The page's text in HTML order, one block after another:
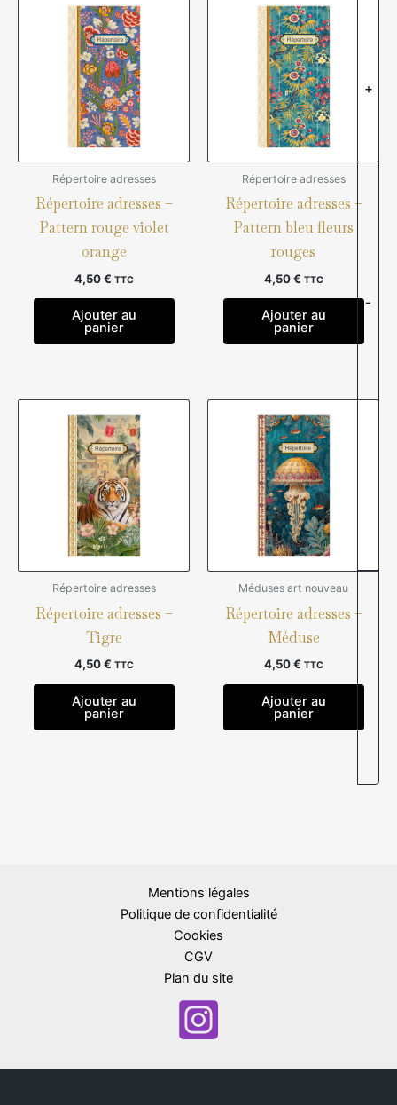
-
+
Répertoire adresses
Répertoire adresses –
Pattern rouge violet
orange
4,50€ TTC
Ajouter au
panier
Répertoire adresses
Répertoire adresses –
Pattern bleu fleurs
rouges
4,50€ TTC
Ajouter au
panier
Répertoire adresses
Répertoire adresses –
Tigre
4,50€ TTC
Ajouter au
panier
Méduses art nouveau
Répertoire adresses –
Méduse
4,50€ TTC
Ajouter au
panier
Mentions légales
Politique de confidentialité
Cookies
CGV
Plan du site